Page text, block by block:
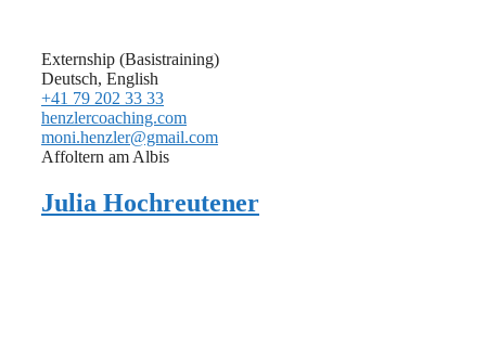
Externship (Basistraining)
Deutsch, English
+41 79 202 33 33
henzlercoaching.com
moni.henzler@gmail.com
Affoltern am Albis
Julia Hochreutener